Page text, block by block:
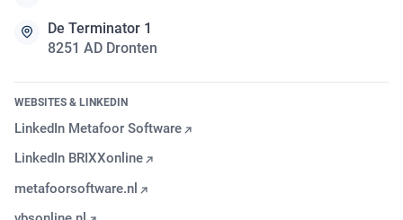
De Terminator 1
8251 AD Dronten
WEBSITES & LINKEDIN
LinkedIn Metafoor Software
LinkedIn BRIXXonline
metafoorsoftware.nl